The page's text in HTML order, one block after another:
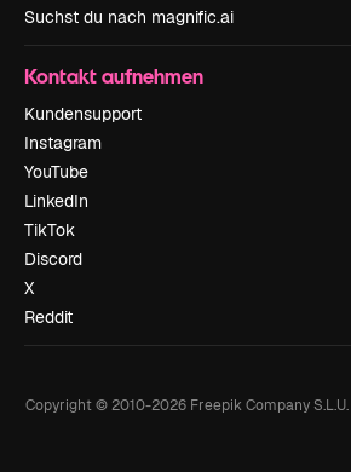
Suchst du nach magnific.ai
Kontakt aufnehmen
Kundensupport
Instagram
YouTube
LinkedIn
TikTok
Discord
X
Reddit
Copyright © 2010-2026Freepik Company S.L.U.